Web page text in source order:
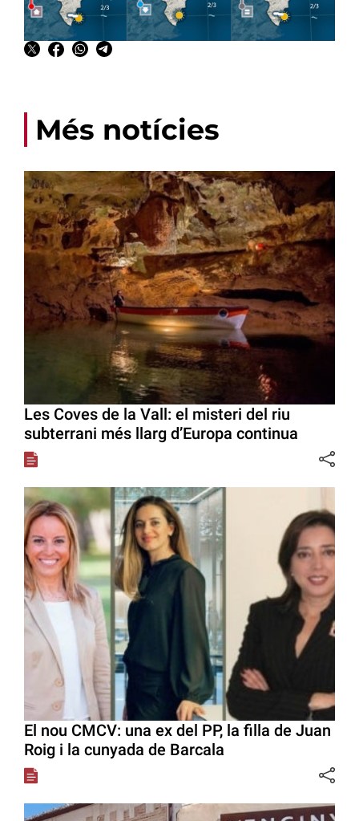
Més notícies
Les Coves de la Vall: el misteri del riu
subterrani més llarg d’Europa continua
El nou CMCV: una ex del PP, la filla de Juan
Roig i la cunyada de Barcala